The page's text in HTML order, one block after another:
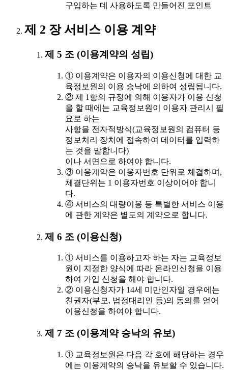
구입하는 데 사용하도록 만들어진 포인트
제 2 장 서비스 이용 계약
제 5 조 (이용계약의 성립)
① 이용계약은 이용자의 이용신청에 대한 교
육정보원의 이용 승낙에 의하여 성립됩니다.
② 제 1항의 규정에 의해 이용자가 이용 신청
을 할 때에는 교육정보원이 이용자 관리시 필
요로 하는
사항을 전자적방식(교육정보원의 컴퓨터 등
정보처리 장치에 접속하여 데이터를 입력하
는 것을 말합니다)
이나 서면으로 하여야 합니다.
③ 이용계약은 이용자번호 단위로 체결하며,
체결단위는 1 이용자번호 이상이어야 합니
다.
④ 서비스의 대량이용 등 특별한 서비스 이용
에 관한 계약은 별도의 계약으로 합니다.
제 6 조 (이용신청)
① 서비스를 이용하고자 하는 자는 교육정보
원이 지정한 양식에 따라 온라인신청을 이용
하여 가입 신청을 해야 합니다.
② 이용신청자가 14세 미만인자일 경우에는
친권자(부모, 법정대리인 등)의 동의를 얻어
이용신청을 하여야 합니다.
제 7 조 (이용계약 승낙의 유보)
① 교육정보원은 다음 각 호에 해당하는 경우
에는 이용계약의 승낙을 유보할 수 있습니다.